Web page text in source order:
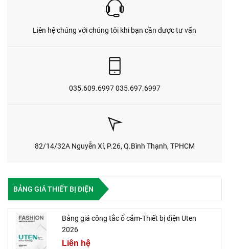
Liên hệ chúng với chúng tôi khi bạn cần được tư vấn
035.609.6997 035.697.6997
82/14/32A Nguyễn Xí, P.26, Q.Bình Thạnh, TPHCM
BẢNG GIÁ THIẾT BỊ ĐIỆN
Bảng giá công tắc ổ cắm-Thiết bị điện Uten
2026
Liên hệ